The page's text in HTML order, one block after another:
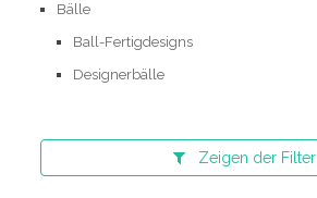
Bälle
Ball-Fertigdesigns
Designerbälle
Zeigen der Filter